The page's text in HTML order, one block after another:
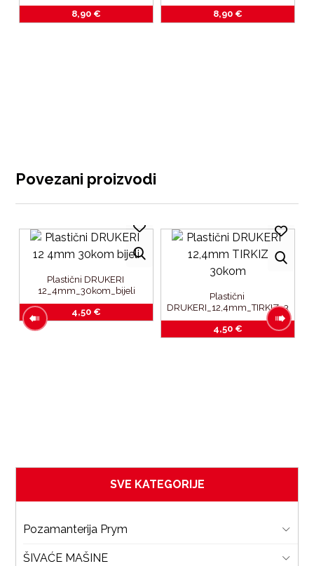
8,90 €
8,90 €
Povezani proizvodi
Plastični DRUKERI
12_4mm_30kom_bijeli
4,50 €
Plastični
DRUKERI_12,4mm_TIRKIZ_3
0kom
4,50 €
SVE KATEGORIJE
Pozamanterija Prym
ŠIVAĆE MAŠINE